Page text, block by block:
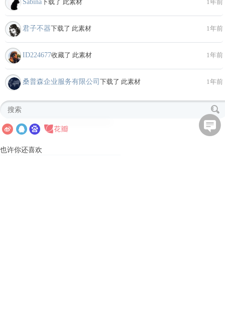
Sabina下载了 此素材 1年前
君子不器下载了 此素材 1年前
ID224677收藏了 此素材 1年前
桑普森企业服务有限公司 下载了 此素材 1年前
也许你还喜欢